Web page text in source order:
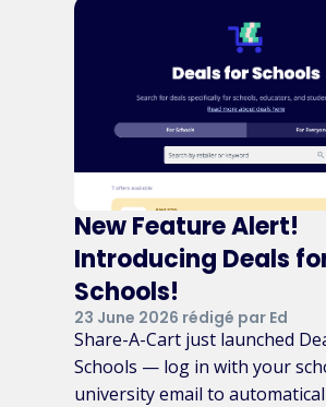
New Feature Alert!
Introducing Deals
Schools!
23 June 2026 rédigé par Ed
Share-A-Cart just launched
Schools — log in with your
university email to